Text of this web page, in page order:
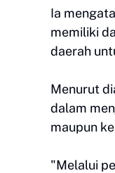
Ia
memiliki
daerah
Menurut
dalam
maupun
"Melalui